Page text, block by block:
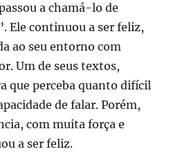
a chamá-lo de
Ele continuou a ser feliz,
ao seu entorno com
Um de seus textos,
que perceba quanto difícil
de falar. Porém,
com muita força e
a ser feliz.